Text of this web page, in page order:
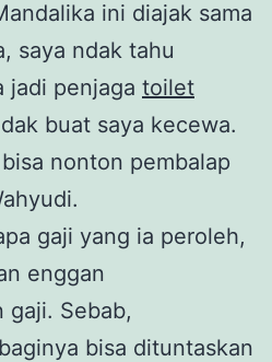
ini diajak sama
saya ndak tahu
jadi penjaga toilet
buat saya kecewa.
nonton pembalap
gaji yang ia peroleh,
enggan
gaji. Sebab,
bisa dituntaskan